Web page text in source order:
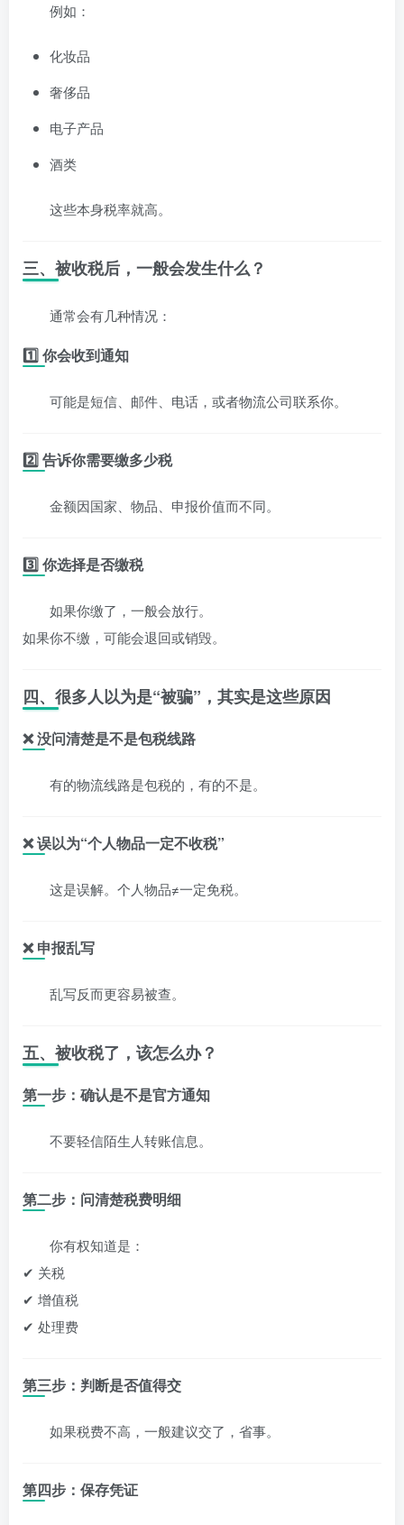
例如：
化妆品
奢侈品
电子产品
酒类
这些本身税率就高。
三、被收税后，一般会发生什么？
通常会有几种情况：
1️⃣ 你会收到通知
可能是短信、邮件、电话，或者物流公司联系你。
2️⃣ 告诉你需要缴多少税
金额因国家、物品、申报价值而不同。
3️⃣ 你选择是否缴税
如果你缴了，一般会放行。
如果你不缴，可能会退回或销毁。
四、很多人以为是“被骗”，其实是这些原因
❌ 没问清楚是不是包税线路
有的物流线路是包税的，有的不是。
❌ 误以为“个人物品一定不收税”
这是误解。个人物品≠一定免税。
❌ 申报乱写
乱写反而更容易被查。
五、被收税了，该怎么办？
第一步：确认是不是官方通知
不要轻信陌生人转账信息。
第二步：问清楚税费明细
你有权知道是：
✔ 关税
✔ 增值税
✔ 处理费
第三步：判断是否值得交
如果税费不高，一般建议交了，省事。
第四步：保存凭证